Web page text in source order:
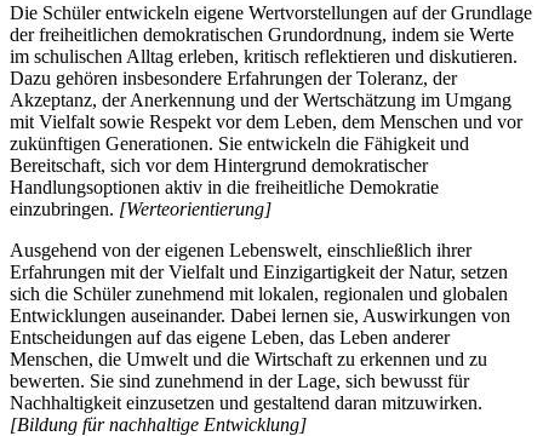
Die Schüler entwickeln eigene Wertvorstellungen auf der Grundlage
der freiheitlichen demokratischen Grundordnung, indem sie Werte
im schulischen Alltag erleben, kritisch reflektieren und diskutieren.
Dazu gehören insbesondere Erfahrungen der Toleranz, der
Akzeptanz, der Anerkennung und der Wertschätzung im Umgang
mit Vielfalt sowie Respekt vor dem Leben, dem Menschen und vor
zukünftigen Generationen. Sie entwickeln die Fähigkeit und
Bereitschaft, sich vor dem Hintergrund demokratischer
Handlungsoptionen aktiv in die freiheitliche Demokratie
einzubringen. [Werteorientierung]
Ausgehend von der eigenen Lebenswelt, einschließlich ihrer
Erfahrungen mit der Vielfalt und Einzigartigkeit der Natur, setzen
sich die Schüler zunehmend mit lokalen, regionalen und globalen
Entwicklungen auseinander. Dabei lernen sie, Auswirkungen von
Entscheidungen auf das eigene Leben, das Leben anderer
Menschen, die Umwelt und die Wirtschaft zu erkennen und zu
bewerten. Sie sind zunehmend in der Lage, sich bewusst für
Nachhaltigkeit einzusetzen und gestaltend daran mitzuwirken.
[Bildung für nachhaltige Entwicklung]